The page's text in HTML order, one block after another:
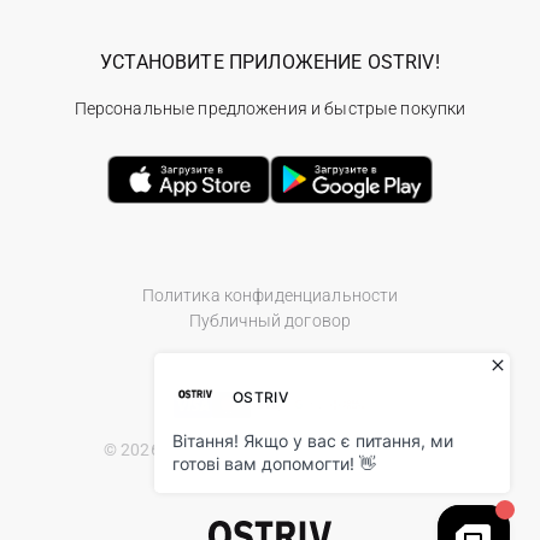
Политика конфиденциальности
Публичный договор
© 2026 Ostriv.ua Store. All Rights Reserved.
УСТАНОВИТЕ ПРИЛОЖЕНИЕ OSTRIV!
Персональные предложения и быстрые покупки